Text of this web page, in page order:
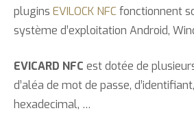
plugins EVILOCK NFCfonctionnent
système d’exploitation Android,
EVICARD NFC est dotée de
d’aléa de mot de passe,
hexadecimal, …